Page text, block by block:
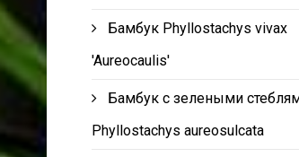
Бамбук Phyllostachys vivax
'Aureocaulis'
Бамбук с зелеными
Phyllostachys aureosulcata